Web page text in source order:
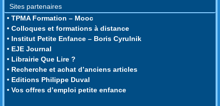
Sites partenaires
• TPMA Formation – Mooc
• Colloques et formations à distance
• Institut Petite Enfance – Boris Cyrulnik
• EJE Journal
• Librairie Que Lire ?
• Recherche et achat d’anciens articles
• Editions Philippe Duval
• Vos offres d’emploi petite enfance